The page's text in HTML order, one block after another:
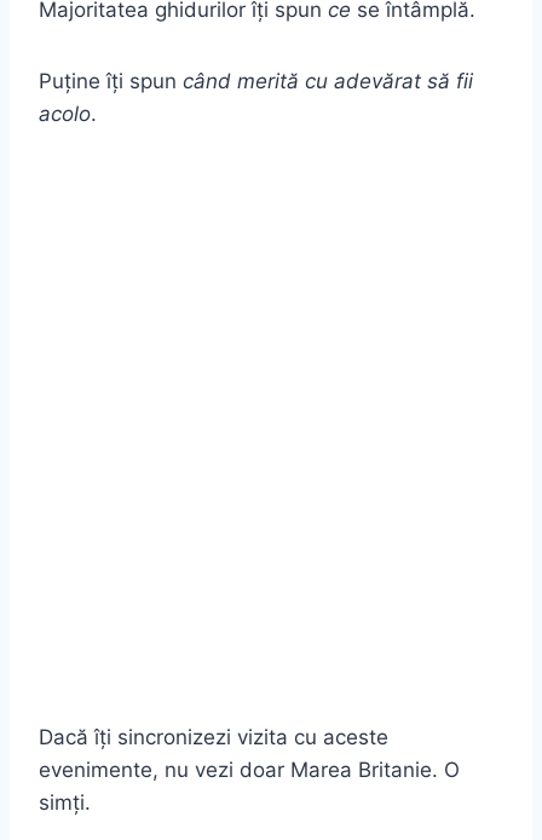
Majoritatea ghidurilor îți spun ce se întâmplă.
Puține îți spun când merită cu adevărat să fii
acolo.
Dacă îți sincronizezi vizita cu aceste
evenimente, nu vezi doar Marea Britanie. O
simți.